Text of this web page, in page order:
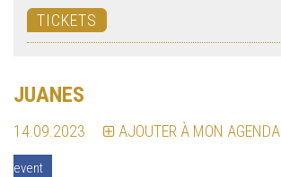
TICKETS
JUANES
14.09.2023 AJOUTER À MON AGENDA
event